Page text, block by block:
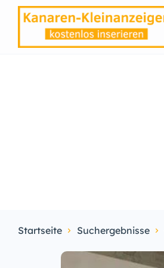
Startseite Suchergebnisse